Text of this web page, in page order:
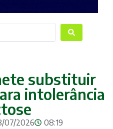
substituir
intolerância
07/2026
08:19